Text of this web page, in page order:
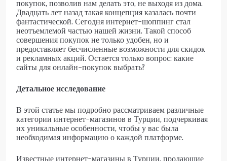
покупок, позволив нам делать это, не выходя из дома.
Двадцать лет назад такая концепция казалась почти
фантастической. Сегодня интернет-шоппинг стал
неотъемлемой частью нашей жизни. Такой способ
совершения покупок не только удобен, но и
предоставляет бесчисленные возможности для скидок
и рекламных акций. Остается только вопрос: какие
сайты для онлайн-покупок выбрать?
Детальное исследование
В этой статье мы подробно рассматриваем различные
категории интернет-магазинов в Турции, подчеркивая
их уникальные особенности, чтобы у вас была
необходимая информацию о каждой платформе.
Известные интернет-магазины в Турции, продающие